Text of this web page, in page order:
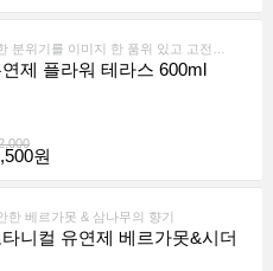
란도린 유연제 플라워 테라스 600ml
원
한 베르가못 & 삼나무의 향기
니컬 유연제 베르가못&시더